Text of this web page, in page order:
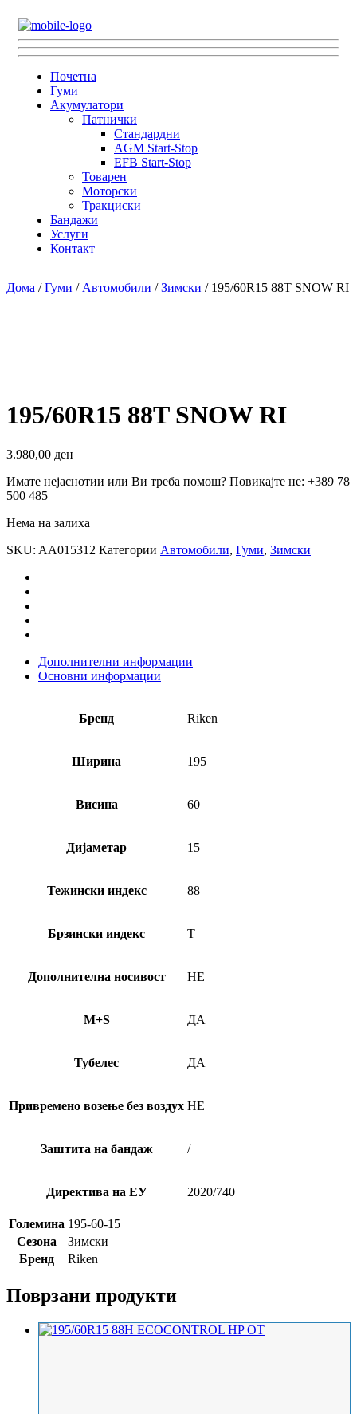
Почетна
Гуми
Акумулатори
Патнички
Стандардни
AGM Start-Stop
EFB Start-Stop
Товарен
Моторски
Тракциски
Бандажи
Услуги
Контакт
Дома /Гуми / Автомобили /Зимски / 195/60R15 88T SNOW RI
195/60R15 88T SNOW RI
3.980,00 ден
Имате нејаснотии или Ви треба помош? Повикајте не: +389 78
500 485
Нема на залиха
SKU: AA015312 Категории Автомобили, Гуми, Зимски
Дополнителни информации
Основни информации
Бренд Riken
Ширина 195
Висина 60
Дијаметар 15
Тежински индекс 88
Брзински индекс T
Дополнителна носивост НЕ
M+S ДА
Тубелес ДА
Привремено возење без воздух НЕ
Заштита на бандаж /
Директива на ЕУ 2020/740
Големина 195-60-15
Сезона
Зимски
Бренд
Riken
Поврзани продукти